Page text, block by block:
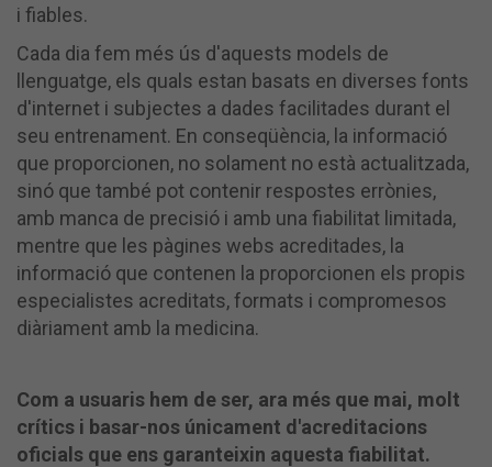
i fiables.
Cada dia fem més ús d'aquests models de
llenguatge, els quals estan basats en diverses fonts
d'internet i subjectes a dades facilitades durant el
seu entrenament. En conseqüència, la informació
que proporcionen, no solament no està actualitzada,
sinó que també pot contenir respostes errònies,
amb manca de precisió i amb una fiabilitat limitada,
mentre que les pàgines webs acreditades, la
informació que contenen la proporcionen els propis
especialistes acreditats, formats i compromesos
diàriament amb la medicina.
Com a usuaris hem de ser, ara més que mai, molt
crítics i basar-nos únicament d'acreditacions
oficials que ens garanteixin aquesta fiabilitat.